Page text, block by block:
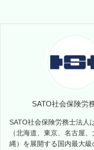
SATO社会保険労
SATO社会保険労務士法人
（北海道、東京、名古屋
縄）を展開する国内最大級